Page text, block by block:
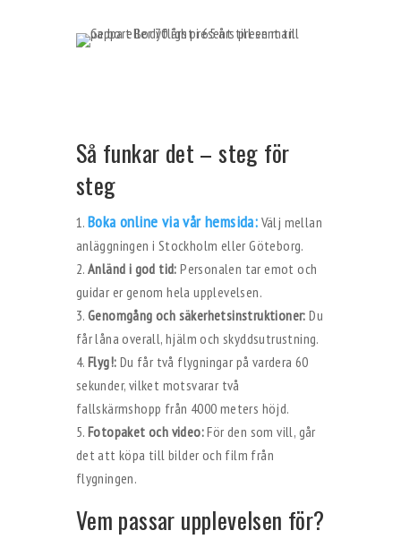
Så funkar det – steg för
steg
Boka online via vår hemsida: Välj mellan
anläggningen i Stockholm eller Göteborg.
Anländ i god tid: Personalen tar emot och
guidar er genom hela upplevelsen.
Genomgång och säkerhetsinstruktioner: Du
får låna overall, hjälm och skyddsutrustning.
Flyg!: Du får två flygningar på vardera 60
sekunder, vilket motsvarar två
fallskärmshopp från 4000 meters höjd.
Fotopaket och video:För den som vill, går
det att köpa till bilder och film från
flygningen.
Vem passar upplevelsen för?